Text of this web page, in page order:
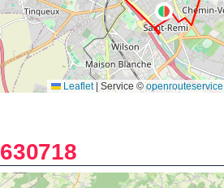
630718